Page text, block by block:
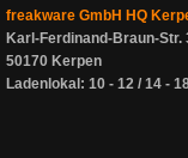
freakware GmbH HQ
Karl-Ferdinand-Braun-Str.
50170 Kerpen
Ladenlokal: 10 - 12 / 14 -